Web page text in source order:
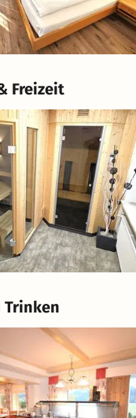
Freizeit
Trinken